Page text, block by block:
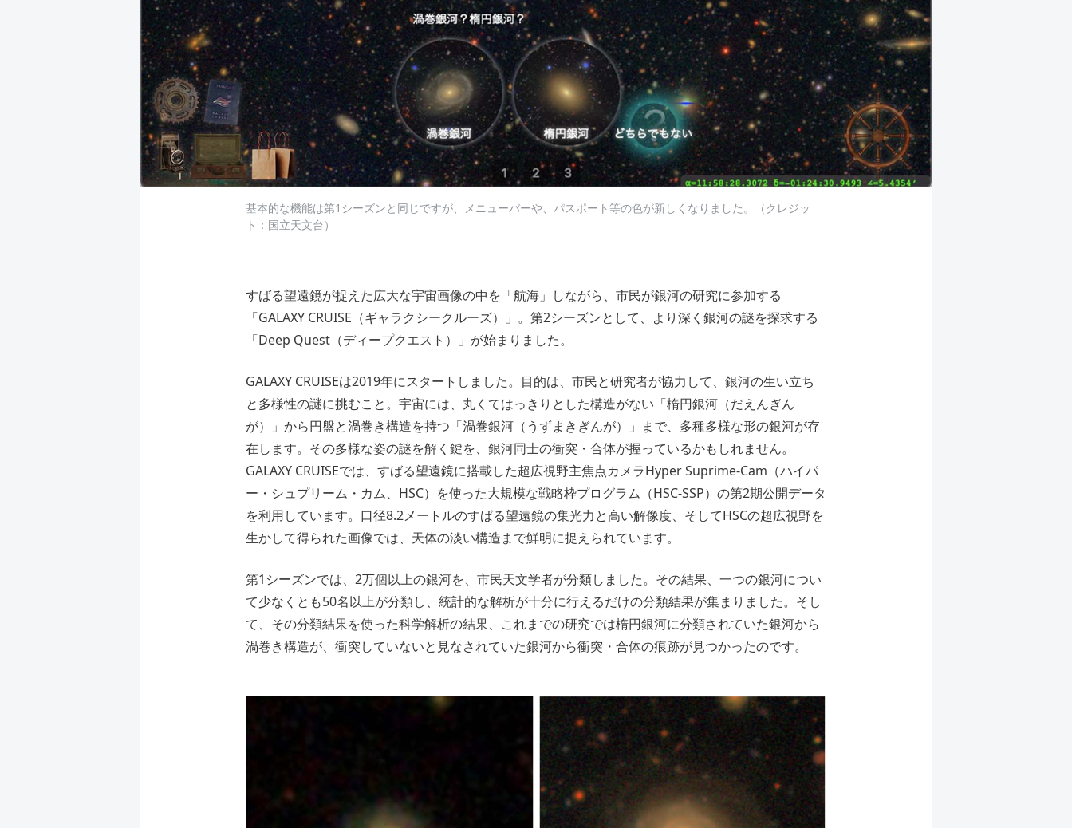
基本的な機能は第1シーズンと同じですが、メニューバーや、パスポート等の色が新しくなりました。（クレジッ
ト：国立天文台）
すばる望遠鏡が捉えた広大な宇宙画像の中を「航海」しながら、市民が銀河の研究に参加する
「GALAXY CRUISE（ギャラクシークルーズ）」。第2シーズンとして、より深く銀河の謎を探求する
「Deep Quest（ディープクエスト）」が始まりました。
GALAXY CRUISEは2019年にスタートしました。目的は、市民と研究者が協力して、銀河の生い立ち
と多様性の謎に挑むこと。宇宙には、丸くてはっきりとした構造がない「楕円銀河（だえんぎん
が）」から円盤と渦巻き構造を持つ「渦巻銀河（うずまきぎんが）」まで、多種多様な形の銀河が存
在します。その多様な姿の謎を解く鍵を、銀河同士の衝突・合体が握っているかもしれません。
GALAXY CRUISEでは、すばる望遠鏡に搭載した超広視野主焦点カメラHyper Suprime-Cam（ハイパ
ー・シュプリーム・カム、HSC）を使った大規模な戦略枠プログラム（HSC-SSP）の第2期公開データ
を利用しています。口径8.2メートルのすばる望遠鏡の集光力と高い解像度、そしてHSCの超広視野を
生かして得られた画像では、天体の淡い構造まで鮮明に捉えられています。
第1シーズンでは、2万個以上の銀河を、市民天文学者が分類しました。その結果、一つの銀河につい
て少なくとも50名以上が分類し、統計的な解析が十分に行えるだけの分類結果が集まりました。そし
て、その分類結果を使った科学解析の結果、これまでの研究では楕円銀河に分類されていた銀河から
渦巻き構造が、衝突していないと見なされていた銀河から衝突・合体の痕跡が見つかったのです。